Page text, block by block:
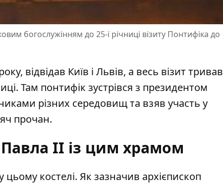
богослужінням до 25-ї річниці візиту Понтифіка до
відвідав Київ і Львів, а весь візит тривав
Там понтифік зустрівся з президентом
різних середовищ та взяв участь у
прочан.
ІІ із цим храмом
костелі. Як зазначив архієпископ